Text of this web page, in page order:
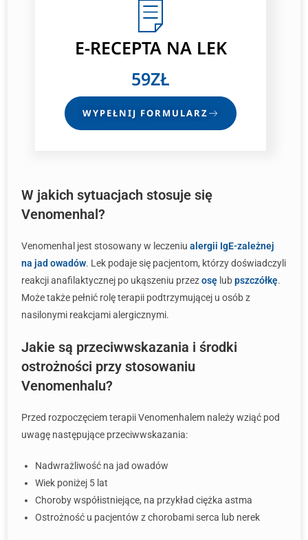
E-RECEPTANA LEK
59ZŁ
WYPEŁNIJ FORMULARZ
W jakich sytuacjach stosuje się
Venomenhal?
Venomenhal jest stosowany w leczeniu alergii IgE-zależnej
na jad owadów. Lek podaje się pacjentom, którzy doświadczyli
reakcji anafilaktycznej po ukąszeniu przezosę lubpszczółkę.
Może także pełnić rolę terapii podtrzymującej u osób z
nasilonymi reakcjami alergicznymi.
Jakie są przeciwwskazania i środki
ostrożności przy stosowaniu
Venomenhalu?
Przed rozpoczęciem terapii Venomenhalem należy wziąć pod
uwagę następujące przeciwwskazania:
Nadwrażliwość na jad owadów
Wiek poniżej 5 lat
Choroby współistniejące, na przykład ciężka astma
Ostrożność u pacjentów z chorobami serca lub nerek